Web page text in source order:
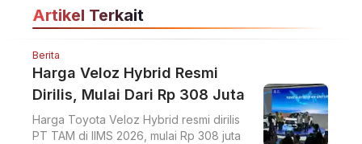
Artikel Terkait
Berita
Harga Veloz Hybrid Resmi
Dirilis, Mulai Dari Rp 308 Juta
Harga Toyota Veloz Hybrid resmi dirilis
PT TAM di IIMS 2026, mulai Rp 308 juta